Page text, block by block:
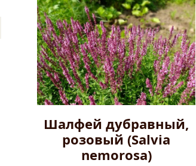
Шалфей дубравный,
розовый (Salvia
nemorosa)